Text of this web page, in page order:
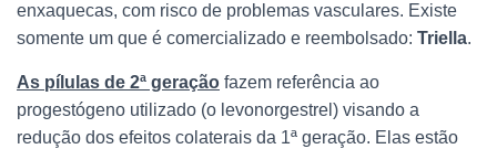
enxaquecas, com risco de problemas vasculares. Existe
somente um que é comercializado e reembolsado: Triella.
As pílulas de 2ª geração fazem referência ao
progestógeno utilizado (o levonorgestrel) visando a
redução dos efeitos colaterais da 1ª geração. Elas estão